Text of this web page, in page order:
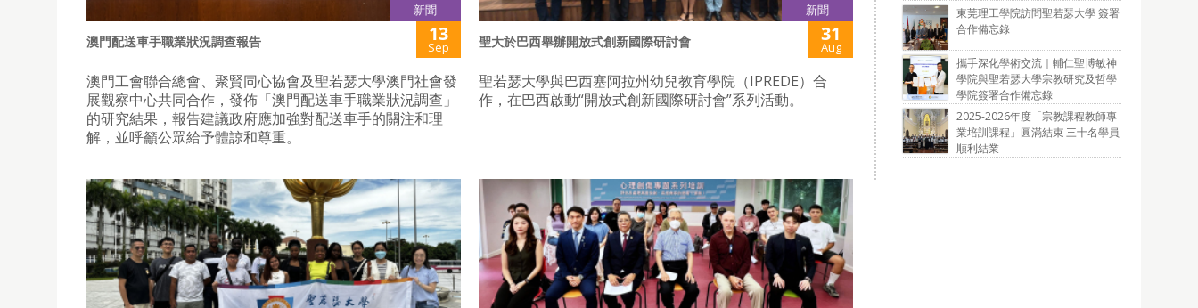
新聞
澳門配送車手職業狀況調查報告 13
Sep
澳門工會聯合總會、聚賢同心協會及聖若瑟大學澳門社會發
展觀察中心共同合作，發佈「澳門配送車手職業狀況調查」
的研究結果，報告建議政府應加強對配送車手的關注和理
解，並呼籲公眾給予體諒和尊重。
新聞
聖大於巴西舉辦開放式創新國際研討會 31
Aug
聖若瑟大學與巴西塞阿拉州幼兒教育學院（IPREDE）合
作，在巴西啟動“開放式創新國際研討會”系列活動。
東莞理工學院訪問聖若瑟大學 簽署
合作備忘錄
攜手深化學術交流｜輔仁聖博敏神
學院與聖若瑟大學宗教研究及哲學
學院簽署合作備忘錄
2025-2026年度「宗教課程教師專
業培訓課程」圓滿結束 三十名學員
順利結業